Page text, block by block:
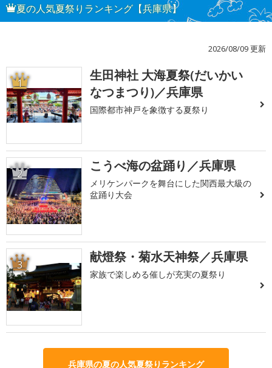
夏の人気夏祭りランキング【兵庫県】
2026/08/09 更新
1
生田神社 大海夏祭(だいかい
なつまつり)／兵庫県
国際都市神戸を象徴する夏祭り
2 こうべ海の盆踊り／兵庫県
メリケンパークを舞台にした関西最大級の
盆踊り大会
3 献燈祭・菊水天神祭／兵庫県
家族で楽しめる催しが充実の夏祭り
兵庫県の夏の人気夏祭りランキング